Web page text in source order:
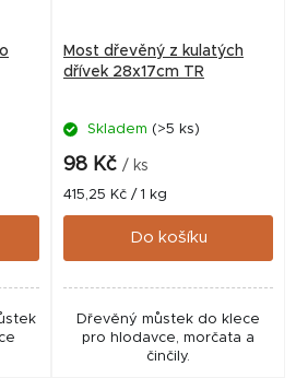
Most dřevěný z kulatých
dřívek 28x17cm TR
Skladem (>5 ks)
98 Kč / ks
Měrná
cena:
415,25 Kč / 1 kg
Do košíku
Dřevěný můstek do klece
pro hlodavce, morčata a
činčily.